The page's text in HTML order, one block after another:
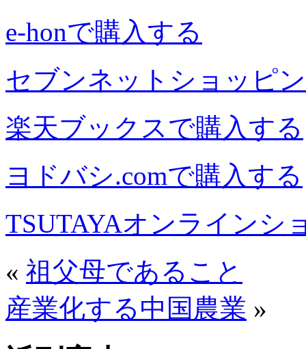
e-honで購入する
セブンネットショッピ
楽天ブックスで購入する
ヨドバシ.comで購入する
TSUTAYAオンラインシ
« 祖父母であること
産業化する中国農業 »